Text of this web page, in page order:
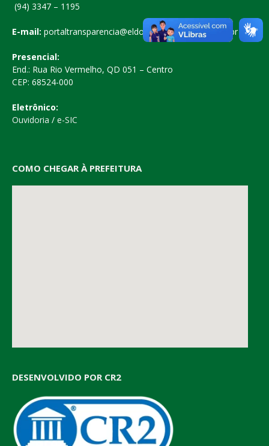
(94) 3347 – 1195
E-mail: portaltransparencia@eldoradodocarajas.pa.gov.br
Presencial:
End.: Rua Rio Vermelho, QD 051 – Centro
CEP: 68524-000
Eletrônico:
Ouvidoria / e-SIC
COMO CHEGAR À PREFEITURA
DESENVOLVIDO POR CR2